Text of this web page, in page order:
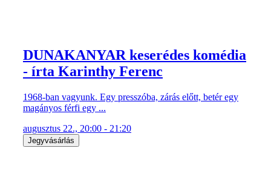
DUNAKANYAR keserédes komédia
- írta Karinthy Ferenc
1968-ban vagyunk. Egy presszóba, zárás előtt, betér egy
magányos férfi egy ...
augusztus 22., 20:00 - 21:20
Jegyvásárlás